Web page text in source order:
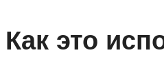
Как это